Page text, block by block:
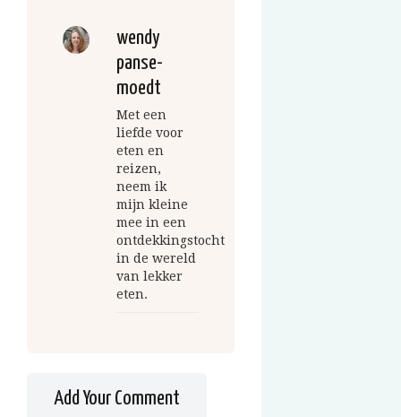
wendy
panse-
moedt
Met een
liefde voor
eten en
reizen,
neem ik
mijn kleine
mee in een
ontdekkingstocht
in de wereld
van lekker
eten.
Add Your Comment